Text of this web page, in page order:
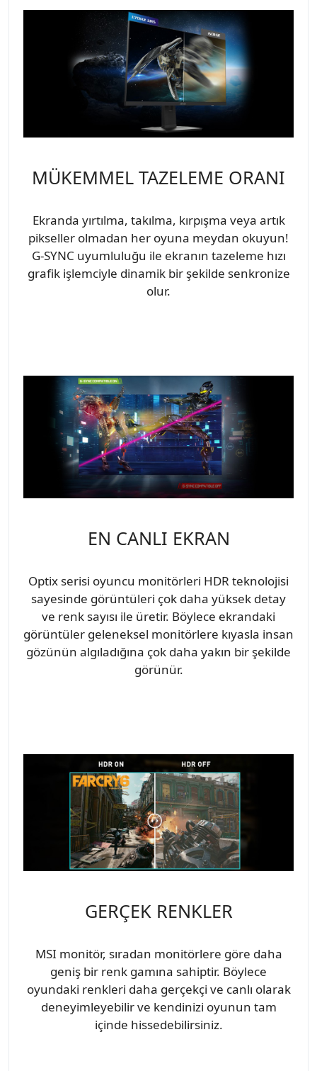
MÜKEMMEL TAZELEME ORANI
Ekranda yırtılma, takılma, kırpışma veya artık
pikseller olmadan her oyuna meydan okuyun!
G-SYNC uyumluluğu ile ekranın tazeleme hızı
grafik işlemciyle dinamik bir şekilde senkronize
olur.
EN CANLI EKRAN
Optix serisi oyuncu monitörleri HDR teknolojisi
sayesinde görüntüleri çok daha yüksek detay
ve renk sayısı ile üretir. Böylece ekrandaki
görüntüler geleneksel monitörlere kıyasla insan
gözünün algıladığına çok daha yakın bir şekilde
görünür.
GERÇEK RENKLER
MSI monitör, sıradan monitörlere göre daha
geniş bir renk gamına sahiptir. Böylece
oyundaki renkleri daha gerçekçi ve canlı olarak
deneyimleyebilir ve kendinizi oyunun tam
içinde hissedebilirsiniz.